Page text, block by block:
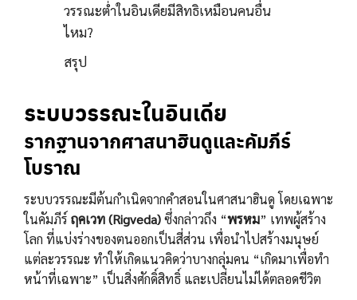
วรรณะต่ำในอินเดียมีสิทธิเหมือนคนอื่น
ไหม?
สรุป
ระบบวรรณะในอินเดีย
รากฐานจากศาสนาฮินดูและคัมภีร์
โบราณ
ระบบวรรณะมีต้นกำเนิดจากคำสอนในศาสนาฮินดู โดยเฉพาะ
ในคัมภีร์ ฤคเวท (Rigveda)ซึ่งกล่าวถึง “พรหม” เทพผู้สร้าง
โลก ที่แบ่งร่างของตนออกเป็นสี่ส่วน เพื่อนำไปสร้างมนุษย์
แต่ละวรรณะ ทำให้เกิดแนวคิดว่าบางกลุ่มคน “เกิดมาเพื่อทำ
หน้าที่เฉพาะ” เป็นสิ่งศักดิ์สิทธิ์ และเปลี่ยนไม่ได้ตลอดชีวิต